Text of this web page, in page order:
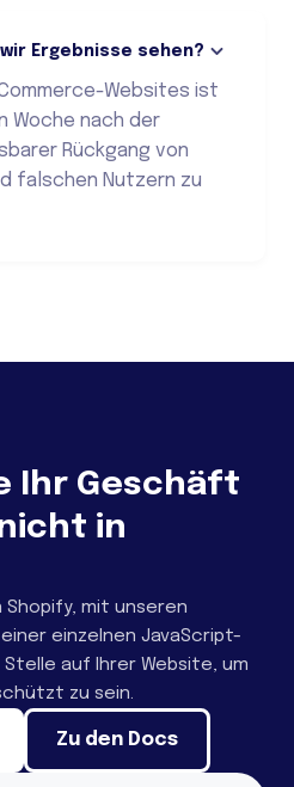
Ergebnisse sehen?
Websites ist
Woche nach der
Rückgang von
falschen Nutzern zu
Ihr Geschäft
in
Shopify, mit unseren
einzelnen JavaScript-
auf Ihrer Website, um
zu sein.
Zu den Docs